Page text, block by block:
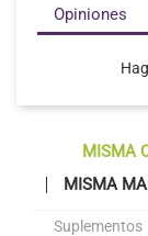
Opiniones
MISMA
MISMA
Suplementos